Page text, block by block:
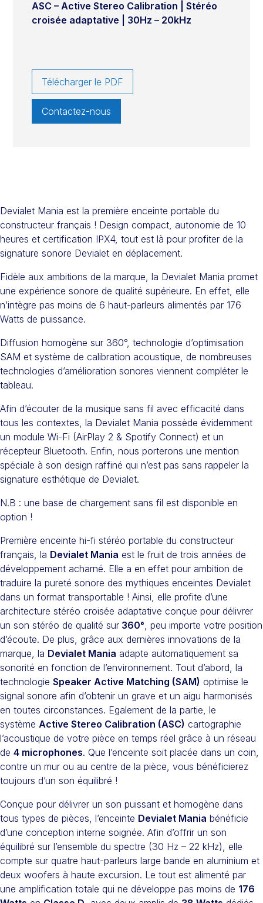
ASC – Active Stereo Calibration | Stéréo
croisée adaptative | 30Hz – 20kHz
Télécharger le PDF
Contactez-nous
Devialet Mania est la première enceinte portable du
constructeur français ! Design compact, autonomie de 10
heures et certification IPX4, tout est là pour profiter de la
signature sonore Devialet en déplacement.
Fidèle aux ambitions de la marque, la Devialet Mania promet
une expérience sonore de qualité supérieure. En effet, elle
n’intègre pas moins de 6 haut-parleurs alimentés par 176
Watts de puissance.
Diffusion homogène sur 360°, technologie d’optimisation
SAM et système de calibration acoustique, de nombreuses
technologies d’amélioration sonores viennent compléter le
tableau.
Afin d’écouter de la musique sans fil avec efficacité dans
tous les contextes, la Devialet Mania possède évidemment
un module Wi-Fi (AirPlay 2 & Spotify Connect) et un
récepteur Bluetooth. Enfin, nous porterons une mention
spéciale à son design raffiné qui n’est pas sans rappeler la
signature esthétique de Devialet.
N.B : une base de chargement sans fil est disponible en
option !
Première enceinte hi-fi stéréo portable du constructeur
français, la Devialet Mania est le fruit de trois années de
développement acharné. Elle a en effet pour ambition de
traduire la pureté sonore des mythiques enceintes Devialet
dans un format transportable ! Ainsi, elle profite d’une
architecture stéréo croisée adaptative conçue pour délivrer
un son stéréo de qualité sur 360° , peu importe votre position
d’écoute. De plus, grâce aux dernières innovations de la
marque, la Devialet Mania adapte automatiquement sa
sonorité en fonction de l’environnement. Tout d’abord, la
technologie Speaker Active Matching (SAM) optimise le
signal sonore afin d’obtenir un grave et un aigu harmonisés
en toutes circonstances. Egalement de la partie, le
système Active Stereo Calibration (ASC) cartographie
l’acoustique de votre pièce en temps réel grâce à un réseau
de 4 microphones. Que l’enceinte soit placée dans un coin,
contre un mur ou au centre de la pièce, vous bénéficierez
toujours d’un son équilibré !
Conçue pour délivrer un son puissant et homogène dans
tous types de pièces, l’enceinte Devialet Mania bénéficie
d’une conception interne soignée. Afin d’offrir un son
équilibré sur l’ensemble du spectre (30 Hz – 22 kHz), elle
compte sur quatre haut-parleurs large bande en aluminium et
deux woofers à haute excursion. Le tout est alimenté par
une amplification totale qui ne développe pas moins de 176